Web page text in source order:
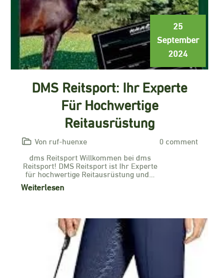
25
September
2024
DMS Reitsport: Ihr Experte
Für Hochwertige
Reitausrüstung
Von ruf-huenxe
0 comment
dms Reitsport Willkommen bei dms
Reitsport! DMS Reitsport ist Ihr Experte
für hochwertige Reitausrüstung und…
Weiterlesen